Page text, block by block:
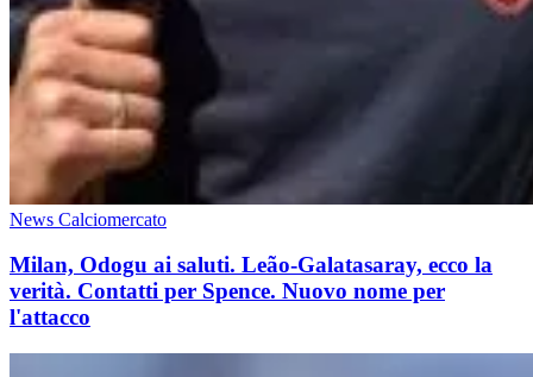
News Calciomercato
Milan, Odogu ai saluti. Leão-Galatasaray, ecco la
verità. Contatti per Spence. Nuovo nome per
l'attacco